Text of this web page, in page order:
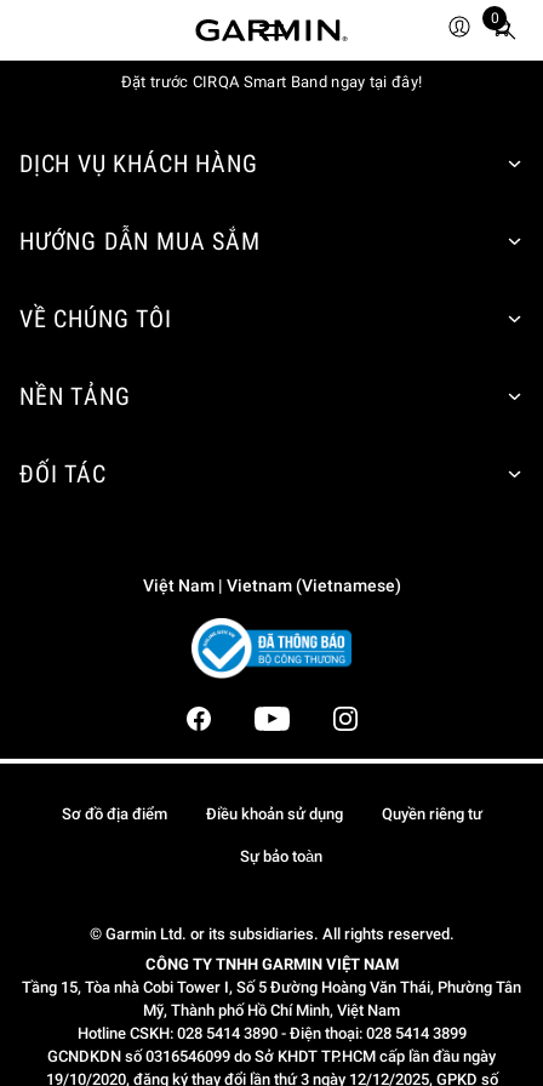
0
Total
items
Đặt trước CIRQA Smart Band ngay tại đây!
DỊCH VỤ KHÁCH HÀNG
HƯỚNG DẪN MUA SẮM
VỀ CHÚNG TÔI
NỀN TẢNG
ĐỐI TÁC
Việt Nam | Vietnam (Vietnamese)
© Garmin Ltd. or its subsidiaries. All rights reserved.
CÔNG TY TNHH GARMIN VIỆT NAM
Tầng 15, Tòa nhà Cobi Tower I, Số 5 Đường Hoàng Văn Thái, Phường Tân
Mỹ, Thành phố Hồ Chí Minh, Việt Nam
Hotline CSKH: 028 5414 3890 - Điện thoại: 028 5414 3899
GCNDKDN số 0316546099 do Sở KHDT TP.HCM cấp lần đầu ngày
19/10/2020, đăng ký thay đổi lần thứ 3 ngày 12/12/2025, GPKD số
Sơ đồ địa điểm Điều khoản sử dụng Quyền riêng tư
Sự bảo toàn